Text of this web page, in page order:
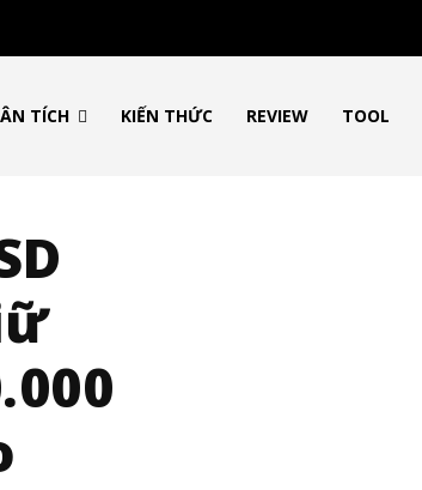
TÍCH KIẾN THỨC REVIEW TOOL